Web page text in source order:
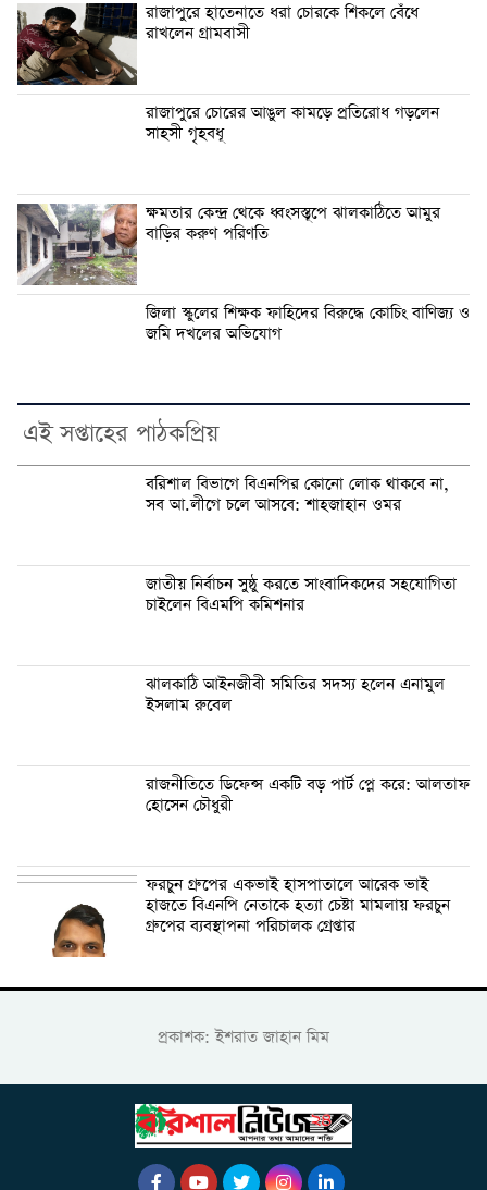
রাজাপুরে হাতেনাতে ধরা চোরকে শিকলে বেঁধে
রাখলেন গ্রামবাসী
রাজাপুরে চোরের আঙুল কামড়ে প্রতিরোধ গড়লেন
সাহসী গৃহবধূ
ক্ষমতার কেন্দ্র থেকে ধ্বংসস্তূপে ঝালকাঠিতে আমুর
বাড়ির করুণ পরিণতি
জিলা স্কুলের শিক্ষক ফাহিদের বিরুদ্ধে কোচিং বাণিজ্য ও
জমি দখলের অভিযোগ
এই সপ্তাহের পাঠকপ্রিয়
বরিশাল বিভাগে বিএনপির কোনো লোক থাকবে না,
সব আ.লীগে চলে আসবে: শাহজাহান ওমর
জাতীয় নির্বাচন সুষ্ঠু করতে সাংবাদিকদের সহযোগিতা
চাইলেন বিএমপি কমিশনার
ঝালকাঠি আইনজীবী সমিতির সদস্য হলেন এনামুল
ইসলাম রুবেল
রাজনীতিতে ডিফেন্স একটি বড় পার্ট প্লে করে: আলতাফ
হোসেন চৌধুরী
ফরচুন গ্রুপের একভাই হাসপাতালে আরেক ভাই
হাজতে বিএনপি নেতাকে হত্যা চেষ্টা মামলায় ফরচুন
গ্রুপের ব্যবস্থাপনা পরিচালক গ্রেপ্তার
প্রকাশক: ইশরাত জাহান মিম